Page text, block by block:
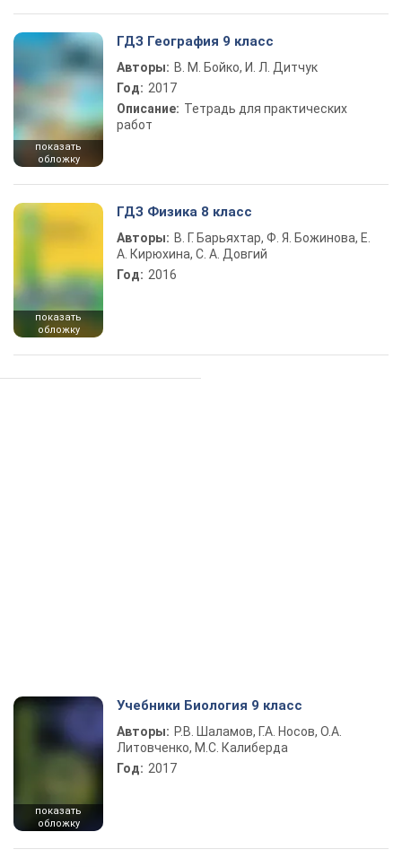
показать
обложку
ГДЗ География 9 класс
Авторы: В. М. Бойко, И. Л. Дитчук
Год: 2017
Описание: Тетрадь для практических
работ
показать
обложку
ГДЗ Физика 8 класс
Авторы: В. Г. Барьяхтар, Ф. Я. Божинова, Е.
А. Кирюхина, С. А. Довгий
Год: 2016
показать
обложку
Учебники Биология 9 класс
Авторы: Р.В. Шаламов, Г.А. Носов, О.А.
Литовченко, М.С. Калиберда
Год: 2017